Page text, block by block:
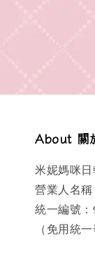
About 關
米妮媽咪
營業人名
統一編號：
（免用統一